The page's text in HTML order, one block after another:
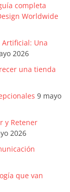
completa
Worldwide
Una
2026
una tienda
9 mayo
y Retener
2026
que van